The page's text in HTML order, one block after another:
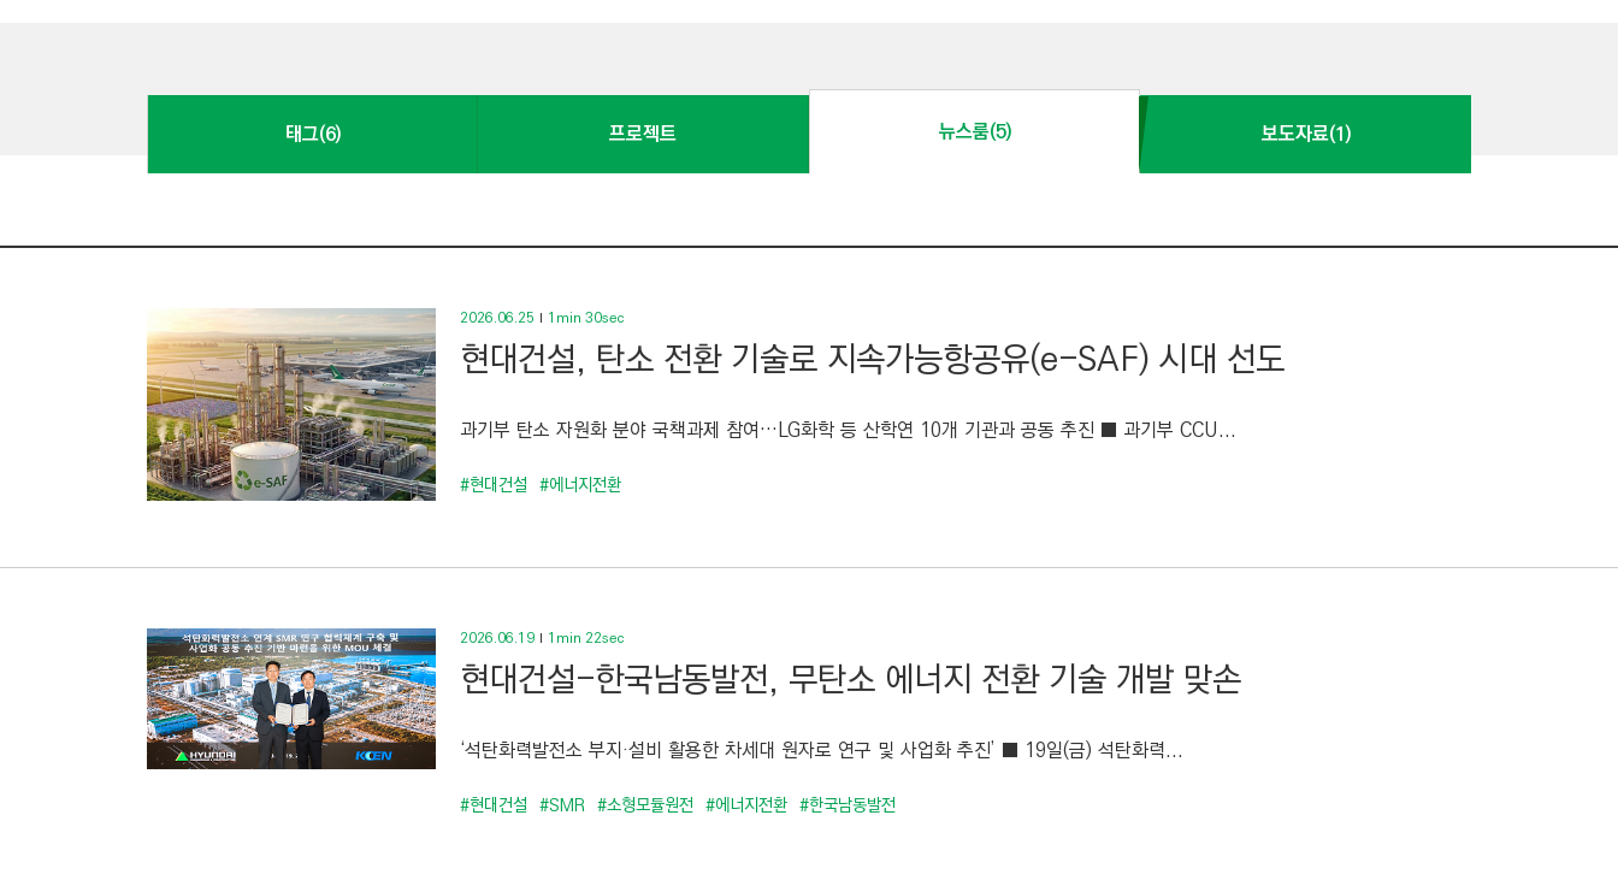
&
O
T
R
U
C
T
I
N
태그(6) 프로젝트 뉴스룸(5) 보도자료(1)
2026.06.25 1min 30sec
현대건설, 탄소 전환 기술로 지속가능항공유(e-SAF) 시대 선도
과기부 탄소 자원화 분야 국책과제 참여…LG화학 등 산학연 10개 기관과 공동 추진 ■ 과기부 CCU...
#현대건설 #에너지전환
2026.06.19 1min 22sec
현대건설-한국남동발전, 무탄소 에너지 전환 기술 개발 맞손
‘석탄화력발전소 부지·설비 활용한 차세대 원자로 연구 및 사업화 추진’ ■ 19일(금) 석탄화력...
#현대건설 #SMR #소형모듈원전 #에너지전환 #한국남동발전